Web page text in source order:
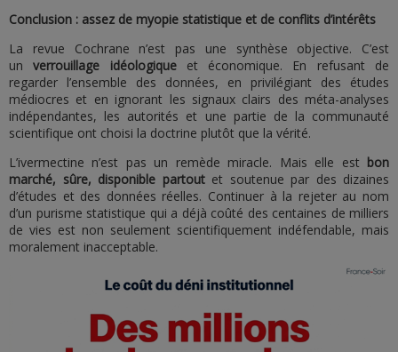
Conclusion : assez de myopie statistique et de conflits d’intérêts
La revue Cochrane n’est pas une synthèse objective. C’est
unverrouillage idéologiqueet économique. En refusant de
regarder l’ensemble des données, en privilégiant des études
médiocres et en ignorant les signaux clairs des méta-analyses
indépendantes, les autorités et une partie de la communauté
scientifique ont choisi la doctrine plutôt que la vérité.
L’ivermectine n’est pas un remède miracle. Mais elle est bon
marché, sûre, disponible partoutet soutenue par des dizaines
d’études et des données réelles. Continuer à la rejeter au nom
d’un purisme statistique qui a déjà coûté des centaines de milliers
de vies est non seulement scientifiquement indéfendable, mais
moralement inacceptable.